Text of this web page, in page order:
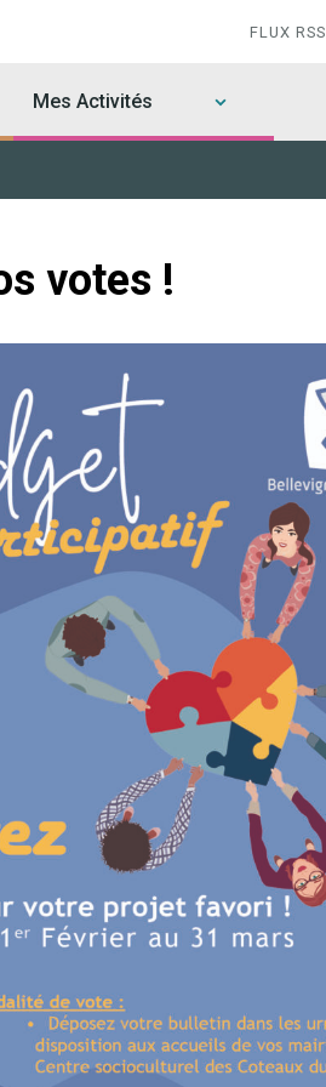
FLUX RSS
Mes Activités
votes !